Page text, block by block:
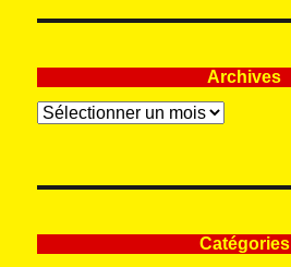
Archives
Archives
Catégories